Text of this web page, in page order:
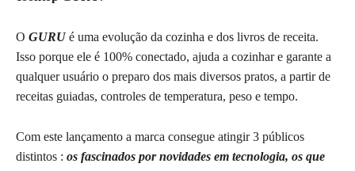
O GURUé uma evolução da cozinha e dos livros de receita.
Isso porque ele é 100% conectado, ajuda a cozinhar e garante a
qualquer usuário o preparo dos mais diversos pratos, a partir de
receitas guiadas, controles de temperatura, peso e tempo.
Com este lançamento a marca consegue atingir 3 públicos
distintos : os fascinados por novidades em tecnologia, os que